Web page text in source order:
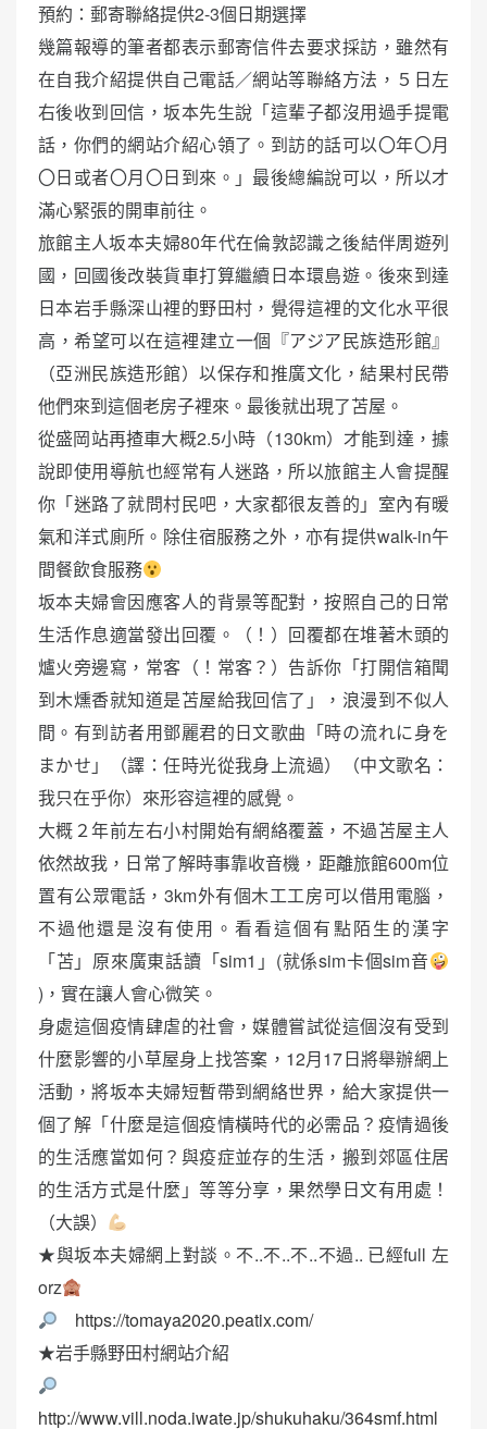
預約：郵寄聯絡提供2-3個日期選擇
幾篇報導的筆者都表示郵寄信件去要求採訪，雖然有
在自我介紹提供自己電話／網站等聯絡方法，５日左
右後收到回信，坂本先生說「這輩子都沒用過手提電
話，你們的網站介紹心領了。到訪的話可以〇年〇月
〇日或者〇月〇日到來。」最後總編說可以，所以才
滿心緊張的開車前往。
旅館主人坂本夫婦80年代在倫敦認識之後結伴周遊列
國，回國後改裝貨車打算繼續日本環島遊。後來到達
日本岩手縣深山裡的野田村，覺得這裡的文化水平很
高，希望可以在這裡建立一個『アジア民族造形館』
（亞洲民族造形館）以保存和推廣文化，結果村民帶
他們來到這個老房子裡來。最後就出現了苫屋。
從盛岡站再揸車大概2.5小時（130km）才能到達，據
說即使用導航也經常有人迷路，所以旅館主人會提醒
你「迷路了就問村民吧，大家都很友善的」室內有暖
氣和洋式廁所。除住宿服務之外，亦有提供walk-in午
間餐飲食服務
坂本夫婦會因應客人的背景等配對，按照自己的日常
生活作息適當發出回覆。（！）回覆都在堆著木頭的
爐火旁邊寫，常客（！常客？）告訴你「打開信箱聞
到木燻香就知道是苫屋給我回信了」，浪漫到不似人
間。有到訪者用鄧麗君的日文歌曲「時の流れに身を
まかせ」（譯：任時光從我身上流過）（中文歌名：
我只在乎你）來形容這裡的感覺。
大概２年前左右小村開始有網絡覆蓋，不過苫屋主人
依然故我，日常了解時事靠收音機，距離旅館600m位
置有公眾電話，3km外有個木工工房可以借用電腦，
不過他還是沒有使用。看看這個有點陌生的漢字
「苫」原來廣東話讀「sim1」(就係sim卡個sim音
)，實在讓人會心微笑。
身處這個疫情肆虐的社會，媒體嘗試從這個沒有受到
什麼影響的小草屋身上找答案，12月17日將舉辦網上
活動，將坂本夫婦短暫帶到網絡世界，給大家提供一
個了解「什麼是這個疫情橫時代的必需品？疫情過後
的生活應當如何？與疫症並存的生活，搬到郊區住居
的生活方式是什麼」等等分享，果然學日文有用處！
（大誤）
★與坂本夫婦網上對談。不..不..不..不過.. 已經full 左
orz
https://tomaya2020.peatix.com/
★岩手縣野田村網站介紹
http://www.vill.noda.iwate.jp/shukuhaku/364smf.html